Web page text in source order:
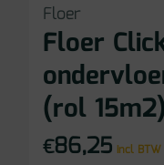
Floer
Floer
(rol 15m2)
€86,25 incl BTW